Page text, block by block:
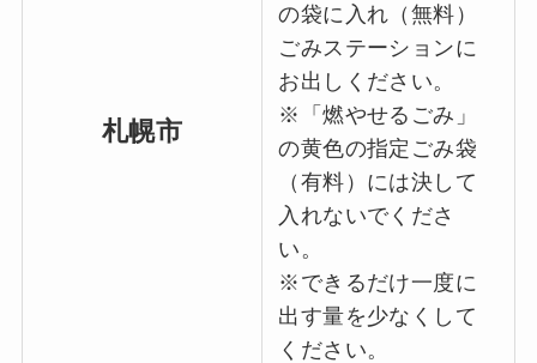
札幌市
の袋に入れ（無料）
ごみステーションに
お出しください。
※「燃やせるごみ」
の黄色の指定ごみ袋
（有料）には決して
入れないでくださ
い。
※できるだけ一度に
出す量を少なくして
ください。